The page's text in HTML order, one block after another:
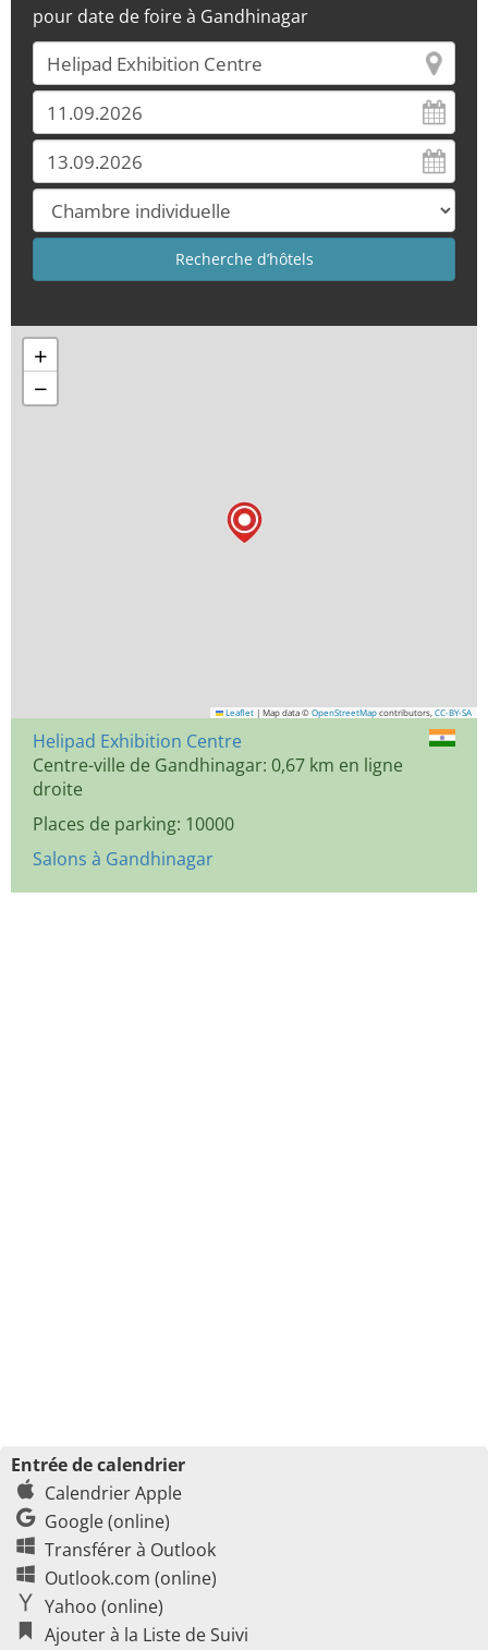
pour date de foire à Gandhinagar
+
−
Leaflet | Map data © OpenStreetMap contributors, CC-BY-SA
Helipad Exhibition Centre
Centre-ville de Gandhinagar: 0,67 km en ligne
droite
Places de parking: 10000
Salons à Gandhinagar
Entrée de calendrier
Calendrier Apple
Google (online)
Transférer à Outlook
Outlook.com (online)
Yahoo (online)
Ajouter à la Liste de Suivi